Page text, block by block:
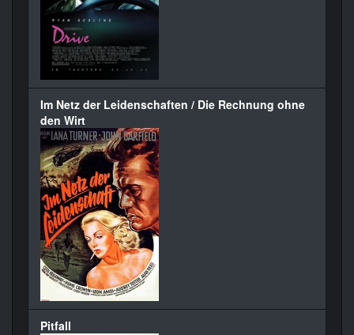
Im Netz der Leidenschaften / Die Rechnung ohne
den Wirt
Pitfall